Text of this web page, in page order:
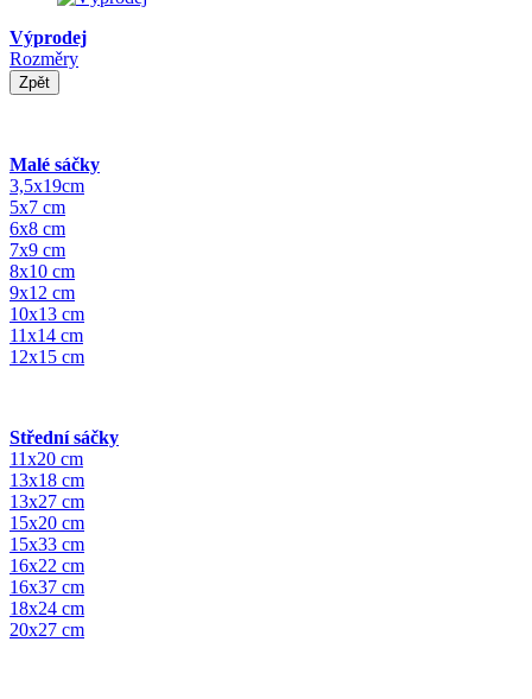
Výprodej
Rozměry
Zpět
Malé sáčky
3,5x19cm
5x7 cm
6x8 cm
7x9 cm
8x10 cm
9x12 cm
10x13 cm
11x14 cm
12x15 cm
Střední sáčky
11x20 cm
13x18 cm
13x27 cm
15x20 cm
15x33 cm
16x22 cm
16x37 cm
18x24 cm
20x27 cm